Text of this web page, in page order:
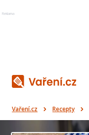
Reklama
Vaření.cz Recepty